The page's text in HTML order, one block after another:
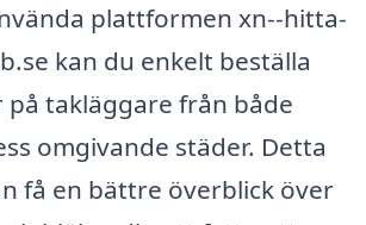
plattformen xn--hitta-
kan du enkelt beställa
takläggare från både
omgivande städer. Detta
få en bättre överblick över